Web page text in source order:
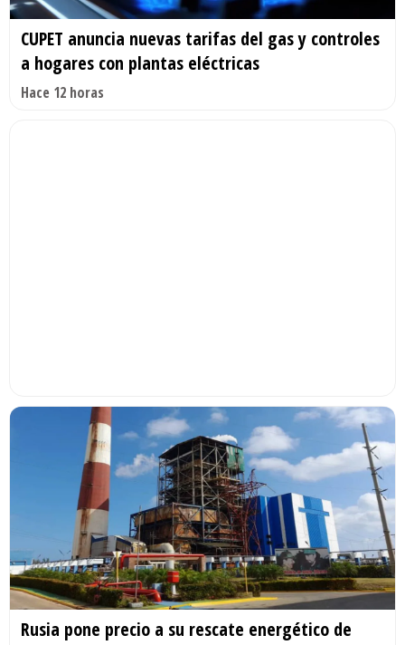
CUPET anuncia nuevas tarifas del gas y controles
a hogares con plantas eléctricas
Hace 12 horas
Rusia pone precio a su rescate energético de